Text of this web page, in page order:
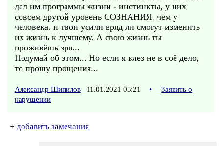
дал им программы жизни - инстинкты, у них
совсем другой уровень СОЗНАНИЯ, чем у
человека. и твои усили вряд ли смогут изменить
их жизнь к лучшему. А свою жизнь ты
проживёшь зря...
Подумай об этом... Но если я влез не в соё дело,
то прошу прощения...
Александр Шипилов 11.01.2021 05:21 •
Заявить о
нарушении
+ добавить замечания